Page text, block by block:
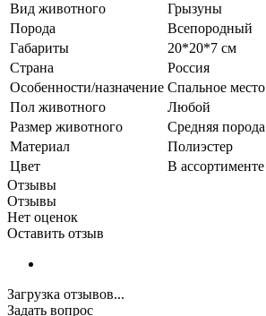
Вид животного
Грызуны
Порода
Всепородный
Габариты
20*20*7 см
Страна
Россия
Особенности/назначение Спальное место
Пол животного
Любой
Размер животного
Средняя порода
Материал
Полиэстер
Цвет
В ассортименте
Отзывы
Отзывы
Нет оценок
Оставить отзыв
Загрузка отзывов...
Задать вопрос